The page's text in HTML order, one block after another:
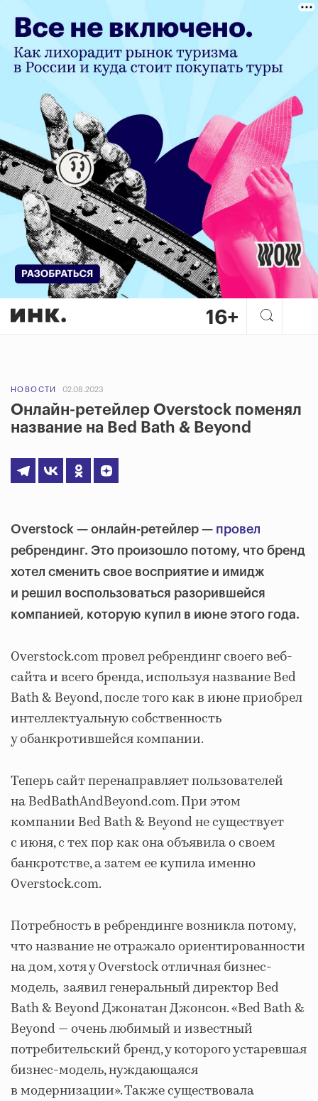
НОВОСТИ 02.08.2023
Онлайн-ретейлер Overstock поменял
название на Bed Bath & Beyond
Overstock — онлайн-ретейлер — провел
ребрендинг. Это произошло потому, что бренд
хотел сменить свое восприятие и имидж
и решил воспользоваться разорившейся
компанией, которую купил в июне этого года.
Overstock.com провел ребрендинг своего веб-
сайта и всего бренда, используя название Bed
Bath & Beyond, после того как в июне приобрел
интеллектуальную собственность
у обанкротившейся компании.
Теперь сайт перенаправляет пользователей
на BedBathAndBeyond.com. При этом
компании Bed Bath & Beyond не существует
с июня, с тех пор как она объявила о своем
банкротстве, а затем ее купила именно
Overstock.com.
Потребность в ребрендинге возникла потому,
что название не отражало ориентированности
на дом, хотя у Overstock отличная бизнес-
модель, заявил генеральный директор Bed
Bath & Beyond Джонатан Джонсон. «Bed Bath &
Beyond — очень любимый и известный
потребительский бренд, у которого устаревшая
бизнес-модель, нуждающаяся
в модернизации». Также существовала